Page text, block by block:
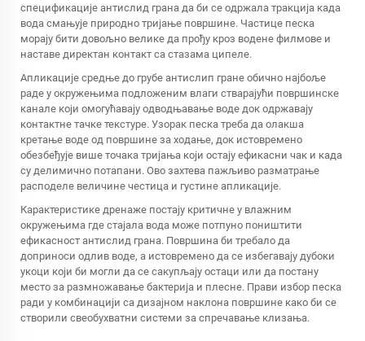
спецификације антислид грана да би се одржала тракција када
вода смањује природно тријање површине. Частице песка
морају бити довољно велике да прођу кроз водене филмове и
наставе директан контакт са стазама ципеле.
Апликације средње до грубе антислип гране обично најбоље
раде у окружењима подложеним влаги стварајући површинске
канале који омогућавају одводњавање воде док одржавају
контактне тачке текстуре. Узорак песка треба да олакша
кретање воде од површине за ходање, док истовремено
обезбеђује више точака тријања који остају ефикасни чак и када
су делимично потапани. Ово захтева пажљиво разматрање
расподеле величине честица и густине апликације.
Карактеристике дренаже постају критичне у влажним
окружењима где стајала вода може потпуно поништити
ефикасност антислид грана. Површина би требало да
доприноси одлив воде, а истовремено да се избегавају дубоки
укоци који би могли да се сакупљају остаци или да постану
место за размножавање бактерија и плесне. Прави избор песка
ради у комбинацији са дизајном наклона површине како би се
створили свеобухватни системи за спречавање клизања.